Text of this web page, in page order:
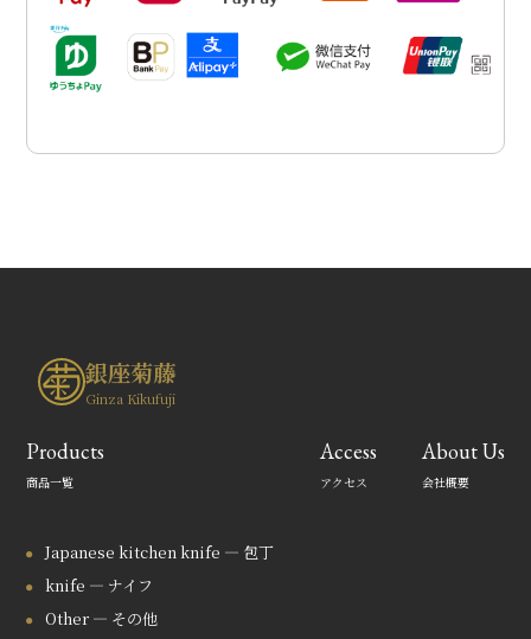
銀座菊藤
Ginza Kikufuji
Products
商品一覧
Japanese kitchen knife — 包丁
knife — ナイフ
Other — その他
Access
アクセス
About Us
会社概要